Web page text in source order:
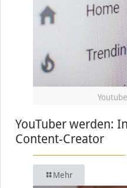
YouTuber werden:
Content-Creator
Mehr